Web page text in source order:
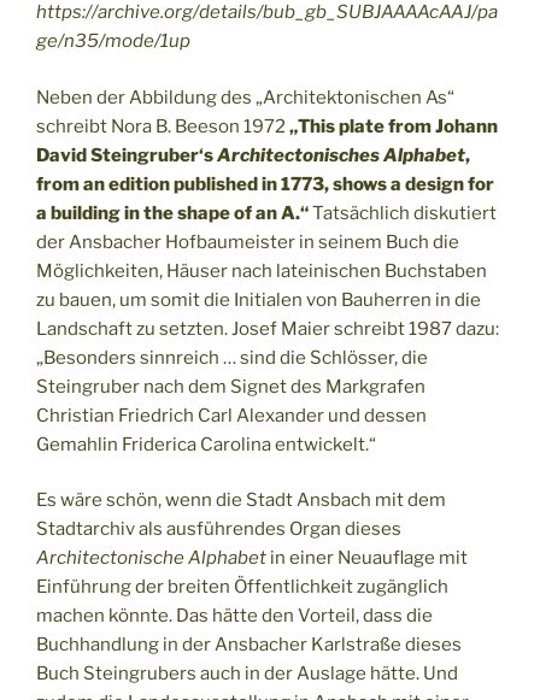
https://archive.org/details/bub_gb_SUBJAAAAcAAJ/pa
ge/n35/mode/1up
Neben der Abbildung des „Architektonischen As“
schreibt Nora B. Beeson 1972„This plate from Johann
David Steingruber‘sArchitectonisches Alphabet,
from an edition published in 1773, shows a design for
a building in the shape of an A.“Tatsächlich diskutiert
der Ansbacher Hofbaumeister in seinem Buch die
Möglichkeiten, Häuser nach lateinischen Buchstaben
zu bauen, um somit die Initialen von Bauherren in die
Landschaft zu setzten. Josef Maier schreibt 1987 dazu:
„Besonders sinnreich … sind die Schlösser, die
Steingruber nach dem Signet des Markgrafen
Christian Friedrich Carl Alexander und dessen
Gemahlin Friderica Carolina entwickelt.“
Es wäre schön, wenn die Stadt Ansbach mit dem
Stadtarchiv als ausführendes Organ dieses
Architectonische Alphabet in einer Neuauflage mit
Einführung der breiten Öffentlichkeit zugänglich
machen könnte. Das hätte den Vorteil, dass die
Buchhandlung in der Ansbacher Karlstraße dieses
Buch Steingrubers auch in der Auslage hätte. Und